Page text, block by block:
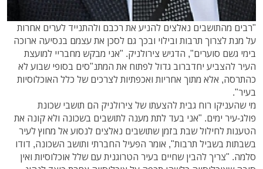
"רבים מהתושבים נאלצים להניע את רכבם ולהתנייד לערים אחרות
על מנת לצרוך תרבות ובילוי ובכך גם לסכן את עצמם בנסיעה ארוכה
בימי גשם סוערים", הדגיש צירולניק. "אני מבקש מחבריי למועצת
העיר להצביע יחדברוב גדול לפתוח את המתנ"סים בסופי שבוע לא
כהתרסה, אלא מתוך אחריות ואכפתיות לצרכים של כלל האוכלוסיות
בעיר".
מי שהעניקו רוח גבית להצעתו של צירולניק הם תושבי שכונת
פולג-עיר ימים. "אני בעד לתת מענה לתושבים בשכונה ולא קונה את
הטענות לחילול שבת בזמן שתושבים נאלצים לנסוע אל מחוץ לעיר
בשבתות בשביל תרבות", אומר הפעיל החברתי ותושב השכונה, דודו
סלמה. "צריך להבין שחיים בעיר הטרוגנית עם שלל אוכלוסיות ואין